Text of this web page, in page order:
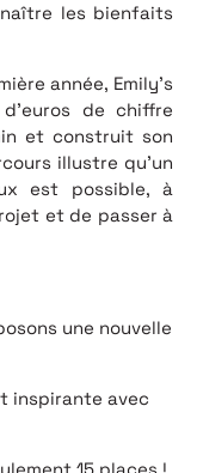
les bienfaits
année, Emily’s
de chiffre
et construit son
illustre qu’un
est possible, à
et de passer à
une nouvelle
inspirante avec